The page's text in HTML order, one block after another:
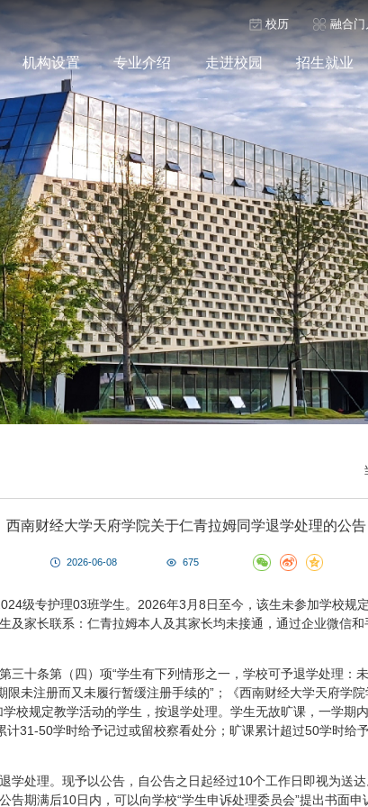
校历 融合门
机构设置 专业介绍 走进校园 招生就业
西南财经大学天府学院关于仁青拉姆同学退学处理的公告
2026-06-08 675
级专护理03班学生。2026年3月8日至今，该生未参加学校规
及家长联系：仁青拉姆本人及其家长均未接通，通过企业微信
三十条第（四）项“学生有下列情形之一，学校可予退学处理：
限未注册而又未履行暂缓注册手续的”；《西南财经大学天府学
校规定教学活动的学生，按退学处理。学生无故旷课，一学期
31-50学时给予记过或留校察看处分；旷课累计超过50学时给
学处理。现予以公告，自公告之日起经过10个工作日即视为送
期满后10日内，可以向学校“学生申诉处理委员会”提出书面申